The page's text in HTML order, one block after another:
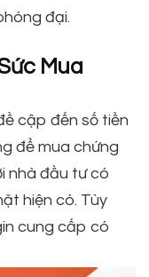
đại.
Mua
cập đến số tiền
để mua chứng
nhà đầu tư có
hiện có. Tùy
cung cấp có